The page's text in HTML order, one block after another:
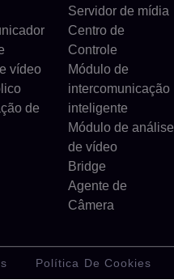
vídeo
de
Servidor de mídia
Centro de
Controle
Módulo de
intercomunicação
inteligente
Módulo de análise
de vídeo
Bridge
Agente de
Câmera
Política De Cookies